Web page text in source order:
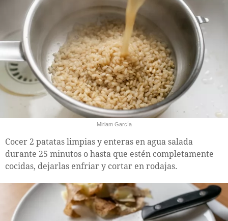
Miriam García
Cocer 2 patatas limpias y enteras en agua salada
durante 25 minutos o hasta que estén completamente
cocidas, dejarlas enfriar y cortar en rodajas.